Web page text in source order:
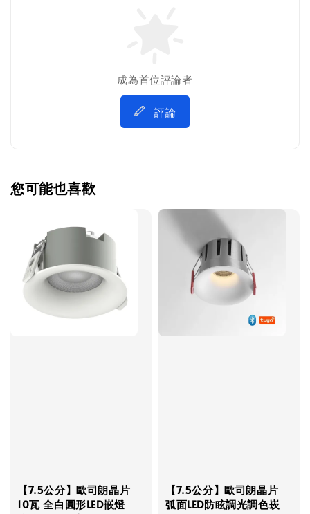
成為首位評論者
評論
您可能也喜歡
【7.5公分】歐司朗晶片
10瓦 全白圓形LED嵌燈
【7.5公分】歐司朗晶片
弧面LED防眩調光調色崁